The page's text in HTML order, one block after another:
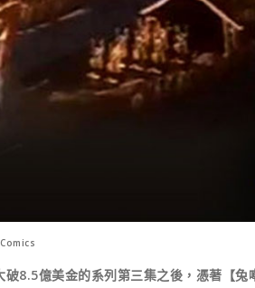
破8.5億美金的系列第三集之後，憑著【兔